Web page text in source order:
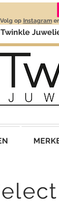
Volg op Instagram
Twinkle